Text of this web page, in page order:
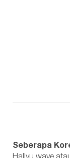
Seberapa